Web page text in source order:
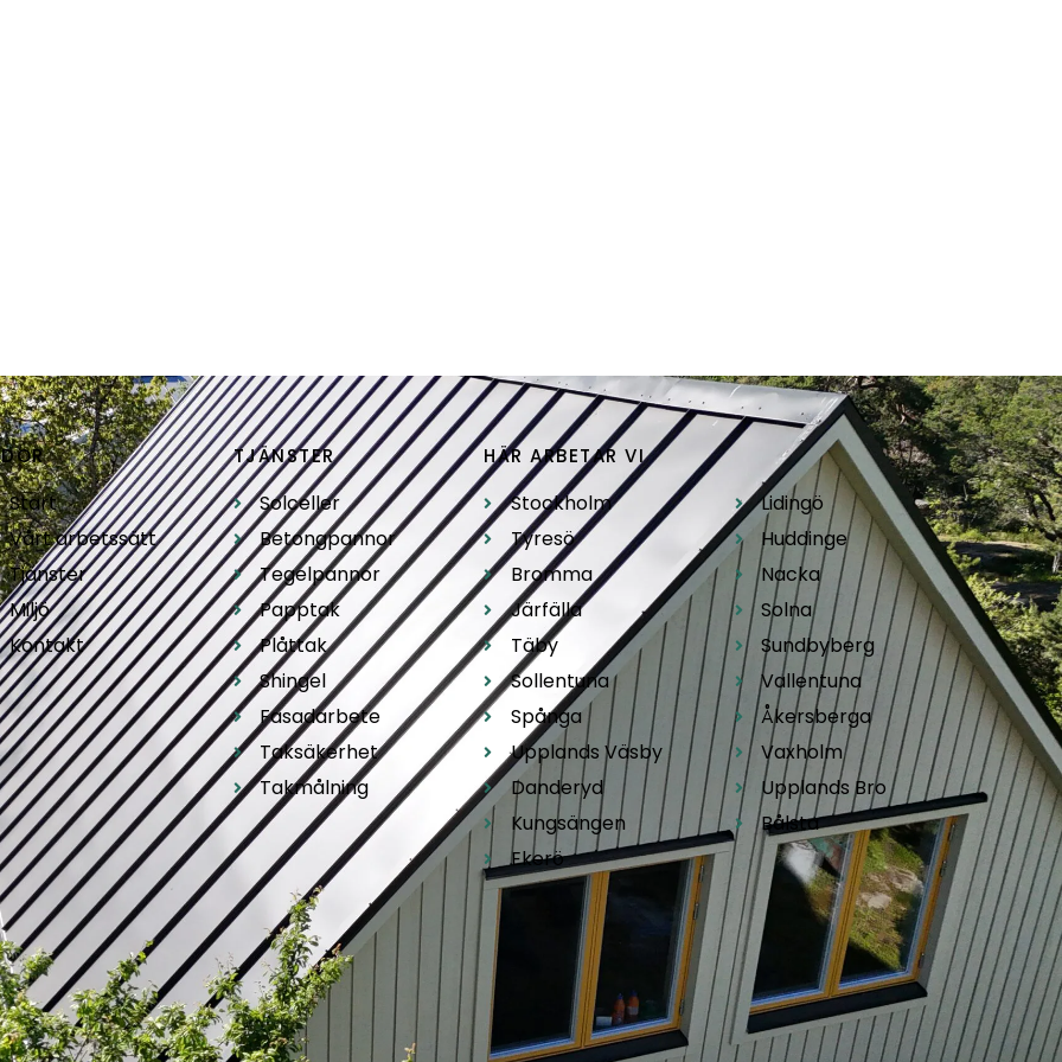
Start
Vårt arbetssätt
Tjänster
Miljö
Kontakt
TJÄNSTER
Solceller
Betongpannor
Tegelpannor
Papptak
Plåttak
Shingel
Fasadarbete
Taksäkerhet
Takmålning
HÄR ARBETAR VI
Stockholm
Tyresö
Bromma
Järfälla
Täby
Sollentuna
Spånga
Upplands Väsby
Danderyd
Kungsängen
Ekerö
.
Lidingö
Huddinge
Nacka
Solna
Sundbyberg
Vallentuna
Åkersberga
Vaxholm
Upplands Bro
Bålsta